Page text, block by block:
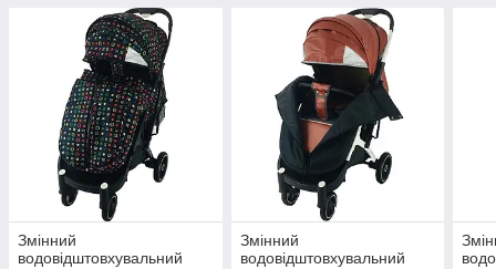
Змінний
водовідштовхувальний
Змінний
водовідштовхувальний